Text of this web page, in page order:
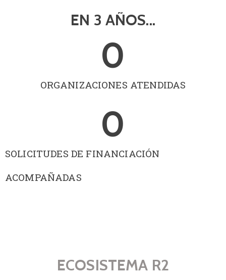
EN 3 AÑOS...
ORGANIZACIONES ATENDIDAS
0
SOLICITUDES DE FINANCIACIÓN
ACOMPAÑADAS
0
ECOSISTEMA R2